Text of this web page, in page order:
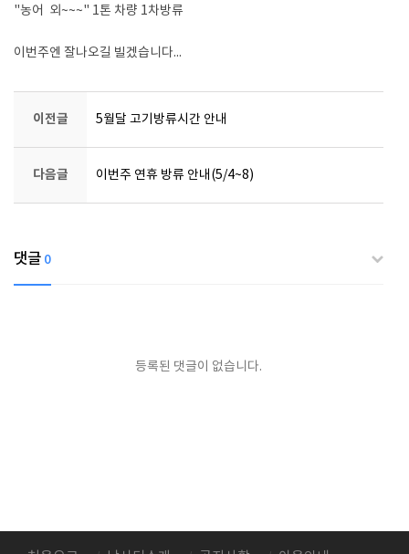
"농어 외~~~" 1톤 차량 1차방류
이번주엔 잘나오길 빌겠습니다...
이전글 5월달 고기방류시간 안내
다음글 이번주 연휴 방류 안내(5/4~8)
댓글 0
등록된 댓글이 없습니다.